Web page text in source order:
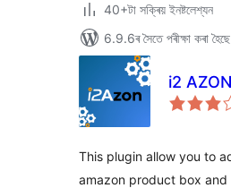
40+টা সক্ৰিয় ইনষ্টলেশ্যন
6.9.6ৰ সৈতে পৰীক্ষা কৰা হৈছে
i2 AZON
This plugin allow you to
amazon product box and